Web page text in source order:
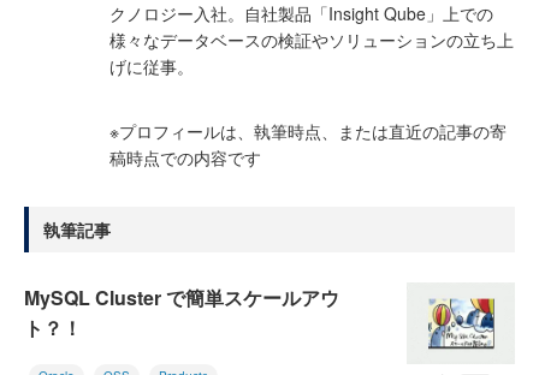
クノロジー入社。自社製品「Insight Qube」上での
様々なデータベースの検証やソリューションの立ち上
げに従事。
※プロフィールは、執筆時点、または直近の記事の寄
稿時点での内容です
執筆記事
MySQL Cluster で簡単スケールアウ
ト？！